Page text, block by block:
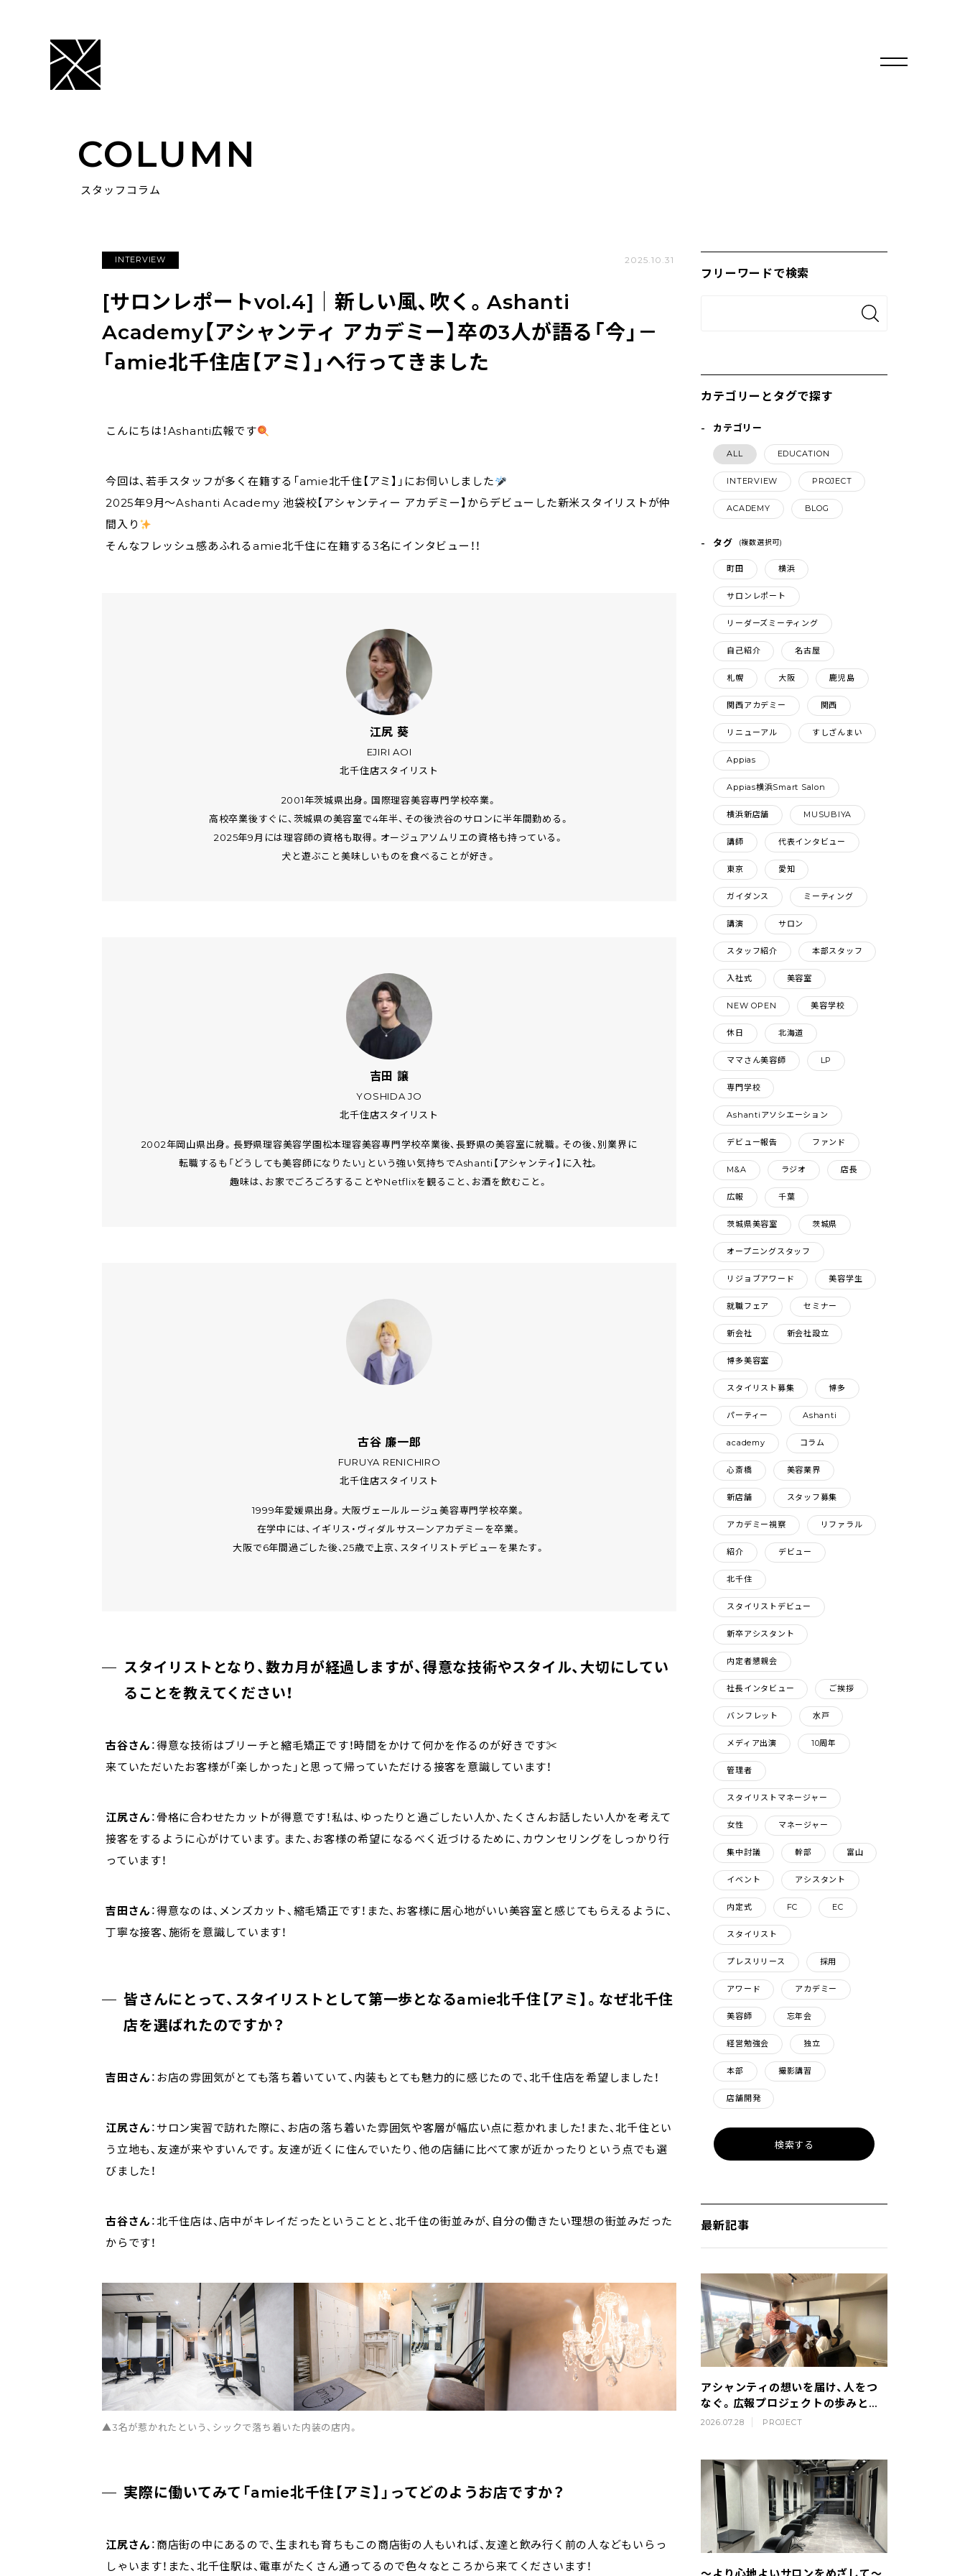
COLUMN
スタッフコラム
INTERVIEW 2025.10.31
[サロンレポートvol.4]｜新しい風、吹く。Ashanti
Academy【アシャンティ アカデミー】卒の3人が語る「今」－
「amie北千住店【アミ】」へ行ってきました
こんにちは！Ashanti広報です
今回は、若手スタッフが多く在籍する「amie北千住【アミ】」にお伺いしました
2025年9月～Ashanti Academy 池袋校【アシャンティー アカデミー】からデビューした新米スタイリストが仲
間入り
そんなフレッシュ感あふれるamie北千住に在籍する3名にインタビュー！！
江尻 葵
EJIRI AOI
北千住店スタイリスト
2001年茨城県出身。国際理容美容専門学校卒業。
高校卒業後すぐに、茨城県の美容室で4年半、その後渋谷のサロンに半年間勤める。
2025年9月には理容師の資格も取得。オージュアソムリエの資格も持っている。
犬と遊ぶこと美味しいものを食べることが好き。
吉田 譲
YOSHIDA JO
北千住店スタイリスト
2002年岡山県出身。長野県理容美容学園松本理容美容専門学校卒業後、長野県の美容室に就職。その後、別業界に
転職するも「どうしても美容師になりたい」という強い気持ちでAshanti【アシャンティ】に入社。
趣味は、お家でごろごろすることやNetflixを観ること、お酒を飲むこと。
古谷 廉一郎
FURUYA RENICHIRO
北千住店スタイリスト
1999年愛媛県出身。大阪ヴェールルージュ美容専門学校卒業。
在学中には、イギリス・ヴィダルサスーンアカデミーを卒業。
大阪で6年間過ごした後、25歳で上京、スタイリストデビューを果たす。
スタイリストとなり、数カ月が経過しますが、得意な技術やスタイル、大切にしてい
ることを教えてください！
古谷さん ：得意な技術はブリーチと縮毛矯正です！時間をかけて何かを作るのが好きです✂
来ていただいたお客様が「楽しかった」と思って帰っていただける接客を意識しています！
江尻さん ：骨格に合わせたカットが得意です！私は、ゆったりと過ごしたい人か、たくさんお話したい人かを考えて
接客をするように心がけています。また、お客様の希望になるべく近づけるために、カウンセリングをしっかり行
っています！
吉田さん ：得意なのは、メンズカット、縮毛矯正です！また、お客様に居心地がいい美容室と感じてもらえるように、
丁寧な接客、施術を意識しています！
皆さんにとって、スタイリストとして第一歩となるamie北千住【アミ】。なぜ北千住
店を選ばれたのですか？
吉田さん ：お店の雰囲気がとても落ち着いていて、内装もとても魅力的に感じたので、北千住店を希望しました！
江尻さん ：サロン実習で訪れた際に、お店の落ち着いた雰囲気や客層が幅広い点に惹かれました！また、北千住とい
う立地も、友達が来やすいんです。友達が近くに住んでいたり、他の店舗に比べて家が近かったりという点でも選
びました！
古谷さん ：北千住店は、店中がキレイだったということと、北千住の街並みが、自分の働きたい理想の街並みだった
からです！
▲3名が惹かれたという、シックで落ち着いた内装の店内。
実際に働いてみて「amie北千住【アミ】」ってどのようお店ですか？
江尻さん ：商店街の中にあるので、生まれも育ちもこの商店街の人もいれば、友達と飲み行く前の人などもいらっ
しゃいます！また、北千住駅は、電車がたくさん通ってるので色々なところから来てくださいます！
フリーワードで検索
カテゴリーとタグで探す
カテゴリー
ALL EDUCATION
INTERVIEW PROJECT
ACADEMY BLOG
タグ (複数選択可)
町田 横浜
サロンレポート
リーダーズミーティング
自己紹介 名古屋
札幌 大阪 鹿児島
関西アカデミー 関西
リニューアル すしざんまい
Appias
Appias横浜Smart Salon
横浜新店舗 MUSUBIYA
講師 代表インタビュー
東京 愛知
ガイダンス ミーティング
講演 サロン
スタッフ紹介 本部スタッフ
入社式 美容室
NEW OPEN 美容学校
休日 北海道
ママさん美容師 LP
専門学校
Ashantiアソシエーション
デビュー報告 ファンド
M&A ラジオ 店長
広報 千葉
茨城県美容室 茨城県
オープニングスタッフ
リジョブアワード 美容学生
就職フェア セミナー
新会社 新会社設立
博多美容室
スタイリスト募集 博多
パーティー Ashanti
academy コラム
心斎橋 美容業界
新店舗 スタッフ募集
アカデミー視察 リファラル
紹介 デビュー
北千住
スタイリストデビュー
新卒アシスタント
内定者懇親会
社長インタビュー ご挨拶
バンフレット 水戸
メディア出演 10周年
管理者
スタイリストマネージャー
女性 マネージャー
集中討議 幹部 富山
イベント アシスタント
内定式 FC EC
スタイリスト
プレスリリース 採用
アワード アカデミー
美容師 忘年会
経営勉強会 独立
本部 撮影講習
店舗開発
最新記事
アシャンティの想いを届け、人をつ
なぐ。広報プロジェクトの歩みとこ
れから
2026.07.28 PROJECT